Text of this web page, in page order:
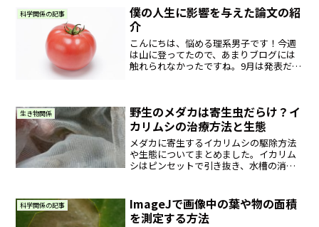
5...
科学関係の記事
僕の人生に影響を与えた論文の紹
介
こんにちは、悩める理系男子です！今週
は山に登ってたので、あまりブログには
触れられなかったですね。9月は発表だら
ち紹介したいと思いま...
生き物関係
野生のメダカは寄生虫だらけ？イ
カリムシの治療方法と生態
メダカに寄生するイカリムシの駆除方法
や生態についてまとめました。イカリム
シはピンセットで引き抜き、水槽の消毒
使いました。
科学関係の記事
ImageJで画像中の葉や物の面積
を測定する方法